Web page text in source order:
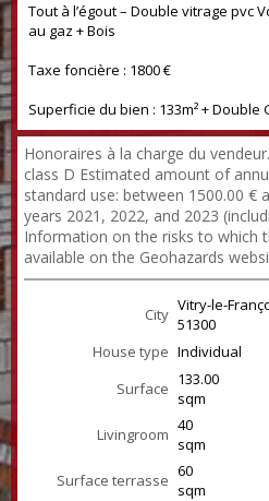
Tout à l’égout – Double vitrage pvc
au gaz + Bois
Taxe foncière : 1800 €
Superficie du bien : 133m² + Double
Honoraires à la charge du
class D Estimated amount of
standard use: between 1500.00 €
years 2021, 2022, and 2023
Information on the risks to which
available on the Geohazards
City Vitry-le-
51300
House type Individual
Surface 133.00
sqm
Livingroom 40
sqm
Surface terrasse 60
sqm